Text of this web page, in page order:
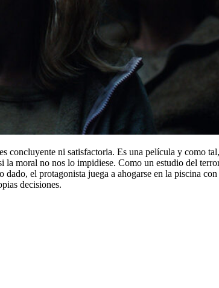
concluyente ni satisfactoria. Es una película y como
moral no nos lo impidiese. Como un estudio del
el protagonista juega a ahogarse en la piscina
decisiones.